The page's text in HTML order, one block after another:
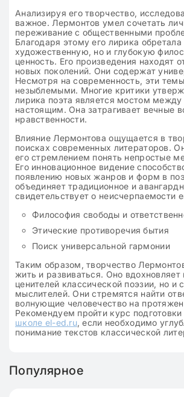
Анализируя его творчество,
важное. Лермонтов умел сочетать
переживание с общественными
Благодаря этому его лирика обретала
художественную, но и глубокую
ценность. Его произведения находят
новых поколений. Они содержат
Несмотря на современность, эти
незыблемыми. Многие критики
лирика поэта является мостом
настоящим. Она затрагивает вечные
нравственности.
Влияние Лермонтова ощущается в
поисках современных литераторов.
его стремлением понять непростые
Его инновационное видение
появлению новых жанров и форм в
объединяет традиционное и
свидетельствует о неисчерпаемости
Философия свободы и
Этические противоречия бытия
Поиск универсальной гармонии
Таким образом, творчество
жить и развиваться. Оно вдохновляет
ценителей классической поэзии, но и
мыслителей. Они стремятся найти
волнующие человечество на
Рекомендуем пройти курс
школе el-ed.ru, если необходимо
понимание текстов классической
Популярное